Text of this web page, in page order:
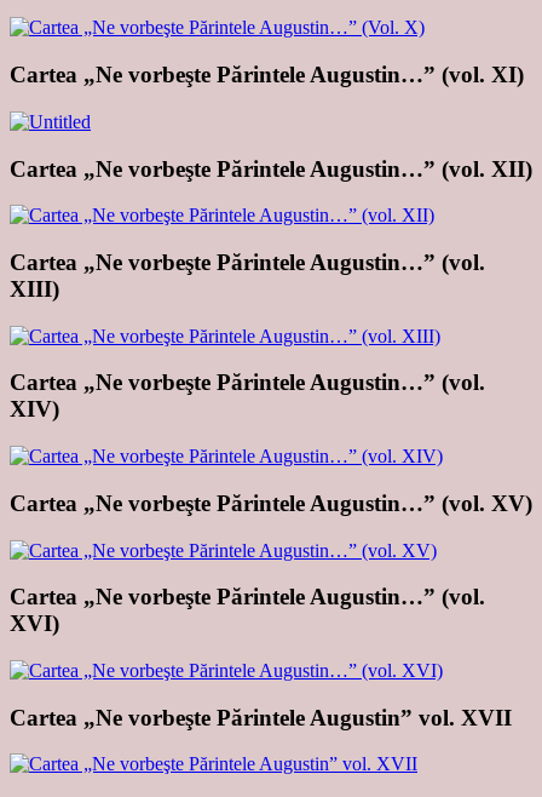
Cartea „Ne vorbeşte Părintele Augustin…” (vol. XI)
Cartea „Ne vorbeşte Părintele Augustin…” (vol. XII)
Cartea „Ne vorbeşte Părintele Augustin…” (vol.
XIII)
Cartea „Ne vorbeşte Părintele Augustin…” (vol.
XIV)
Cartea „Ne vorbeşte Părintele Augustin…” (vol. XV)
Cartea „Ne vorbeşte Părintele Augustin…” (vol.
XVI)
Cartea „Ne vorbeşte Părintele Augustin” vol. XVII